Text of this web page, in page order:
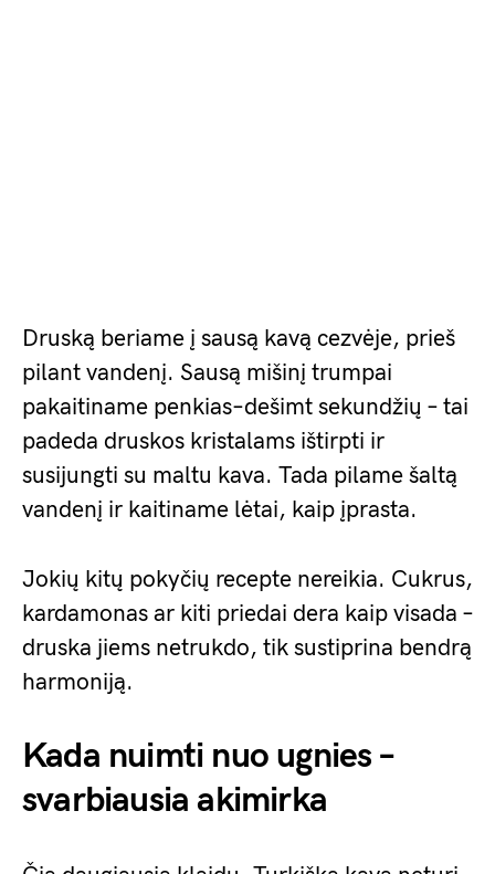
Druską beriame į sausą kavą cezvėje, prieš
pilant vandenį. Sausą mišinį trumpai
pakaitiname penkias–dešimt sekundžių – tai
padeda druskos kristalams ištirpti ir
susijungti su maltu kava. Tada pilame šaltą
vandenį ir kaitiname lėtai, kaip įprasta.
Jokių kitų pokyčių recepte nereikia. Cukrus,
kardamonas ar kiti priedai dera kaip visada –
druska jiems netrukdo, tik sustiprina bendrą
harmoniją.
Kada nuimti nuo ugnies –
svarbiausia akimirka